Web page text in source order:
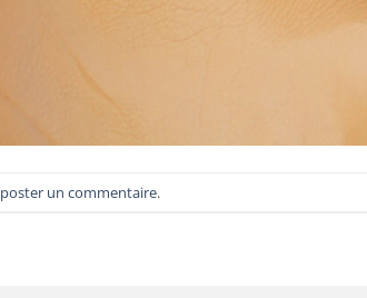
poster un commentaire.